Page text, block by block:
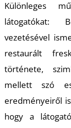
Különleges
látogatókat:
vezetésével
restaurált
története,
mellett szó
eredményeiről
hogy a